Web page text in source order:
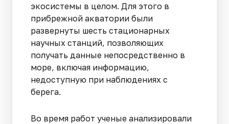
экосистемы в целом. Для этого в
прибрежной акватории были
развернуты шесть стационарных
научных станций, позволяющих
получать данные непосредственно в
море, включая информацию,
недоступную при наблюдениях с
берега.
Во время работ ученые анализировали